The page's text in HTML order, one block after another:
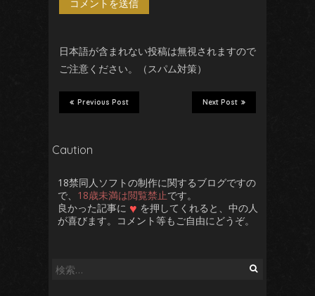
日本語が含まれない投稿は無視されますので
ご注意ください。（スパム対策）
Next Post
Previous Post
Caution
18禁同人ソフトの制作に関するブログですの
で、 18歳未満は閲覧禁止です。
良かった記事に ♥ を押してくれると、中の人
が喜びます。コメント等もご自由にどうぞ。
検